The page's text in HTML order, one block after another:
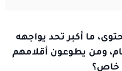
ما أكبر تحد يواجهه
ومن يطوعون أقلامهم
خاص؟